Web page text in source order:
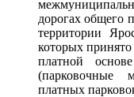
дорогах общего
территории
которых
платной
(парковочные
платных